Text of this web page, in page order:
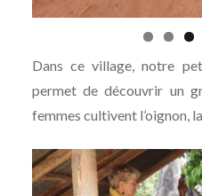
Dans ce village, notre
permet de découvrir un
femmes cultivent l’oignon,